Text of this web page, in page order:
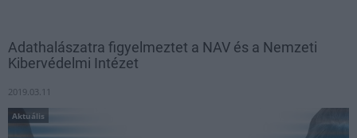
Adathalászatra figyelmeztet a NAV és a Nemzeti
Kibervédelmi Intézet
2019.03.11
Aktuális